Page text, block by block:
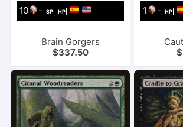
10 -SP HP
Brain Gorgers
$337.50
1 - HP
$